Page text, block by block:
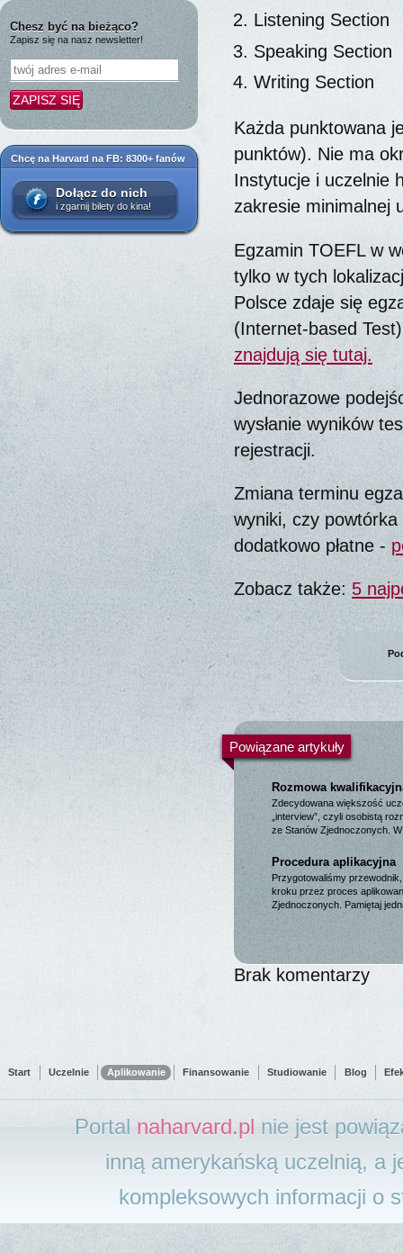
Chesz być na bieżąco?
Zapisz się na nasz newsletter!
Chcę na Harvard na FB: 8300+ fanów
Dołącz do nich
i zgarnij bilety do kina!
Listening Section
Speaking Section
Writing Section
Każda punktowana
punktów). Nie ma
Instytucje i uczelnie
zakresie
Egzamin TOEFL w
tylko w tych
Polsce zdaje się
(Internet-based
znajdują się tutaj.
Jednorazowe
wysłanie wyników
rejestracji.
Zmiana terminu
wyniki, czy
dodatkowo płatne -
Zobacz także: 5
Powiązane artykuły
Rozmowa
Zdecydowana większość
„interview”, czyli osobistą
ze Stanów Zjednoczonych.
Procedura aplikacyjna
Przygotowaliśmy
kroku przez proces
Zjednoczonych. Pamiętaj
Brak komentarzy
Start Uczelnie Aplikowanie Finansowanie Studiowanie Blog
Portal naharvard.pl nie jest
inną amerykańską uczelnią, a
kompleksowych informacji o